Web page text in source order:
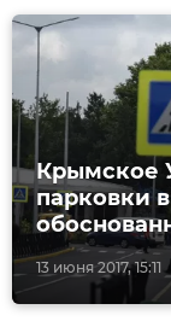
13 июня 2017, 15:11
Крымское
парковки